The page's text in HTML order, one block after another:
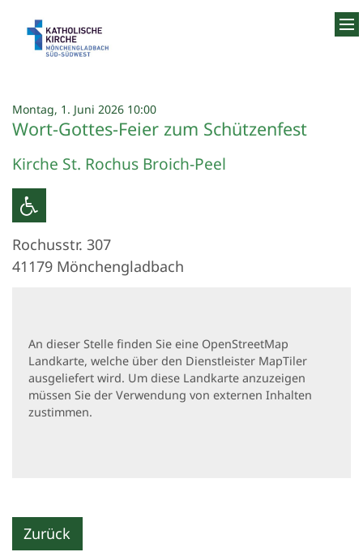
Montag, 1. Juni 2026 10:00:
Wort-Gottes-Feier zum Schützenfest
Kirche St. Rochus Broich-Peel
Rochusstr. 307
41179 Mönchengladbach
An dieser Stelle finden Sie eine OpenStreetMap
Landkarte, welche über den Dienstleister MapTiler
ausgeliefert wird. Um diese Landkarte anzuzeigen
müssen Sie der Verwendung von externen Inhalten
zustimmen.
Zurück